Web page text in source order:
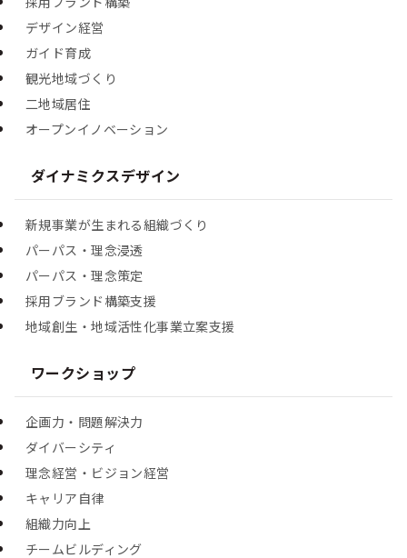
デザイン経営
ガイド育成
観光地域づくり
二地域居住
オープンイノベーション
ダイナミクスデザイン
新規事業が生まれる組織づくり
パーパス・理念浸透
パーパス・理念策定
採用ブランド構築支援
地域創生・地域活性化事業立案支援
ワークショップ
企画力・問題解決力
ダイバーシティ
理念経営・ビジョン経営
キャリア自律
組織力向上
チームビルディング